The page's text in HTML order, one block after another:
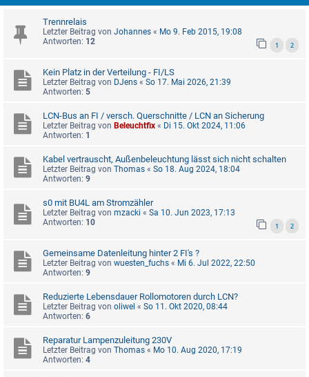
Trennrelais
Letzter Beitrag von Johannes « Mo 9. Feb 2015, 19:08
Antworten: 12 1 2
Kein Platz in der Verteilung - FI/LS
Letzter Beitrag von DJens « So 17. Mai 2026, 21:39
Antworten: 5
LCN-Bus an FI / versch. Querschnitte / LCN an Sicherung
Letzter Beitrag von Beleuchtfix « Di 15. Okt 2024, 11:06
Antworten: 1
Kabel vertrauscht, Außenbeleuchtung lässt sich nicht schalten
Letzter Beitrag von Thomas « So 18. Aug 2024, 18:04
Antworten: 9
s0 mit BU4L am Stromzähler
Letzter Beitrag von mzacki « Sa 10. Jun 2023, 17:13
Antworten: 10 1 2
Gemeinsame Datenleitung hinter 2 FI's ?
Letzter Beitrag von wuesten_fuchs « Mi 6. Jul 2022, 22:50
Antworten: 9
Reduzierte Lebensdauer Rollomotoren durch LCN?
Letzter Beitrag von oliwel « So 11. Okt 2020, 08:44
Antworten: 6
Reparatur Lampenzuleitung 230V
Letzter Beitrag von Thomas « Mo 10. Aug 2020, 17:19
Antworten: 4